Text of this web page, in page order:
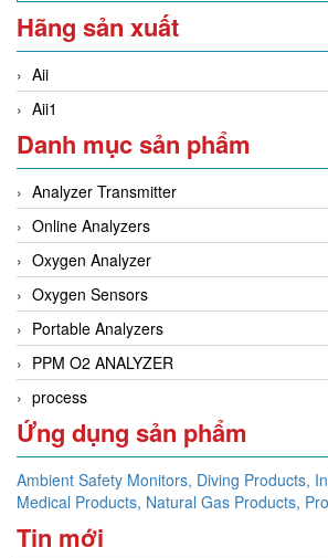
Hãng sản xuất
Aii
Aii1
Danh mục sản phẩm
Analyzer Transmitter
Online Analyzers
Oxygen Analyzer
Oxygen Sensors
Portable Analyzers
PPM O2 ANALYZER
process
Ứng dụng sản phẩm
Ambient Safety Monitors, Diving Products,
Medical Products, Natural Gas Products,
Tin mới